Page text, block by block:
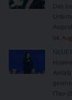
Das
August.
04.
(Tau-